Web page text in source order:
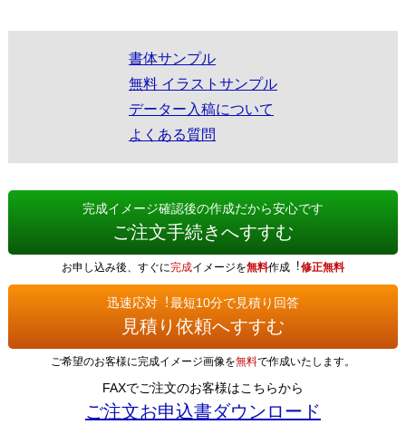
書体サンプル
無料 イラストサンプル
データー入稿について
よくある質問
完成イメージ確認後の作成だから安心です
ご注文手続きへすすむ
お申し込み後、すぐに完成イメージを無料作成︕修正無料
迅速応対︕最短10分で見積り回答
見積り依頼へすすむ
ご希望のお客様に完成イメージ画像を無料で作成いたします。
FAXでご注文のお客様はこちらから
ご注文お申込書ダウンロード